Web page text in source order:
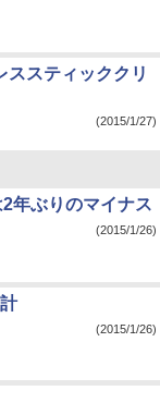
スティッククリ
(2015/1/27)
年ぶりのマイナス
(2015/1/26)
(2015/1/26)